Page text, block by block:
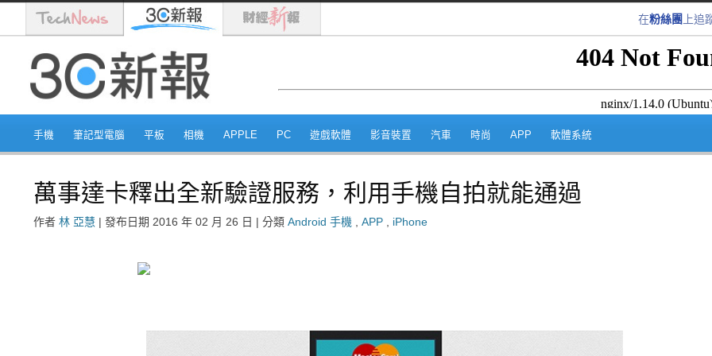
在粉絲團 上追
跳至內容區
手機 筆記型電腦 平板 相機 APPLE PC 遊戲軟體 影音裝置 汽車 時尚 APP 軟體系統
萬事達卡釋出全新驗證服務，利用手機自拍就能通過
作者 林 亞慧 | 發布日期 2016 年 02 月 26 日 | 分類 Android 手機 APP iPhone